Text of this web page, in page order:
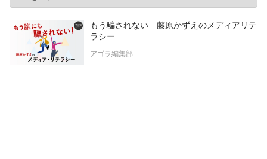
もう騙されない 藤原かずえのメディアリテ
ラシー
アゴラ編集部